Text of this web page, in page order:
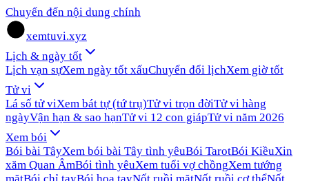
Chuyển đến nội dung chính
xemtuvi.xyz
Lịch & ngày tốt
Lịch vạn sựXem ngày tốt xấuChuyển đổi lịchXem giờ tốt
Tử vi
Lá số tử viXem bát tự (tứ trụ)Tử vi trọn đờiTử vi hàng
ngàyVận hạn & sao hạnTử vi 12 con giápTử vi năm 2026
Xem bói
Bói bài TâyXem bói bài Tây tình yêuBói TarotBói KiềuXin
xăm Quan ÂmBói tình yêuXem tuổi vợ chồngXem tướng